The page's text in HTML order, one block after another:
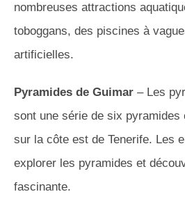
nombreuses attractions
toboggans, des piscines à
artificielles.
Pyramides de Guimar – Les
sont une série de six pyramides
sur la côte est de Tenerife. Les
explorer les pyramides et
fascinante.